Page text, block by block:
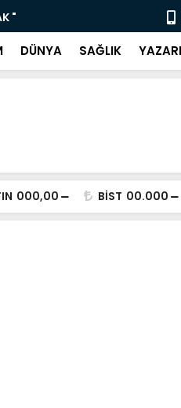
" Yaz
DÜNYA SAĞLIK
000,00 BİST 00.000